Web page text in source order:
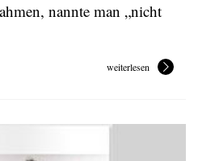
nannte man „nicht
weiterlesen